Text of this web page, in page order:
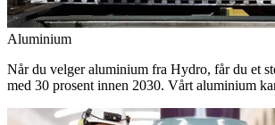
Aluminium
Når du velger aluminium fra Hydro, får du et
med 30 prosent innen 2030. Vårt aluminium